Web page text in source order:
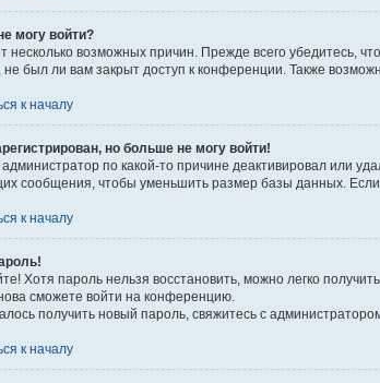
могу войти?
несколько возможных причин. Прежде всего убедитесь,
не был ли вам закрыт доступ к конференции. Также
к началу
но больше не могу войти!
по какой-то причине деактивировал или
сообщения, чтобы уменьшить размер базы данных. Если
к началу
Хотя пароль нельзя восстановить, можно легко
сможете войти на конференцию.
получить новый пароль, свяжитесь с
к началу